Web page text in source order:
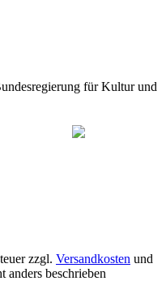
für Kultur und
zzgl. Versandkosten und
anders beschrieben